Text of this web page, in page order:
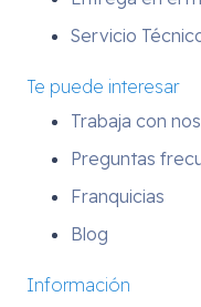
Servicio
Te puede interesar
Trabaja con
Preguntas
Franquicias
Blog
Información